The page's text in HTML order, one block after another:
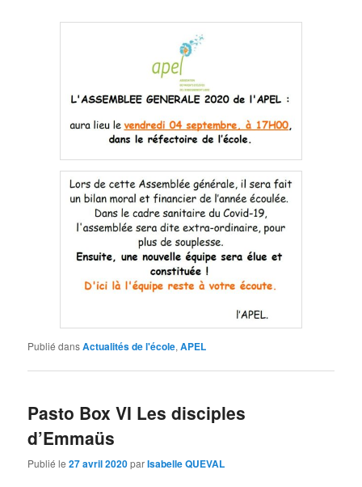
Publié dansActualités de l'école,APEL
Pasto Box VI Les disciples
d’Emmaüs
Publié le27 avril 2020parIsabelle QUEVAL